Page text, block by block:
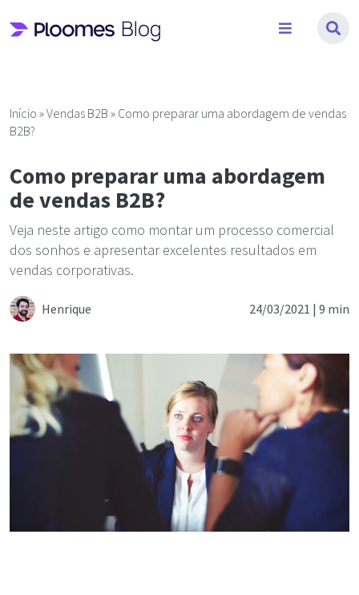
para
Início »Vendas B2B » Como preparar uma abordagem de vendas
B2B?
Como preparar uma abordagem
de vendas B2B?
Veja neste artigo como montar um processo comercial
dos sonhos e apresentar excelentes resultados em
vendas corporativas.
Henrique 24/03/2021 | 9 min